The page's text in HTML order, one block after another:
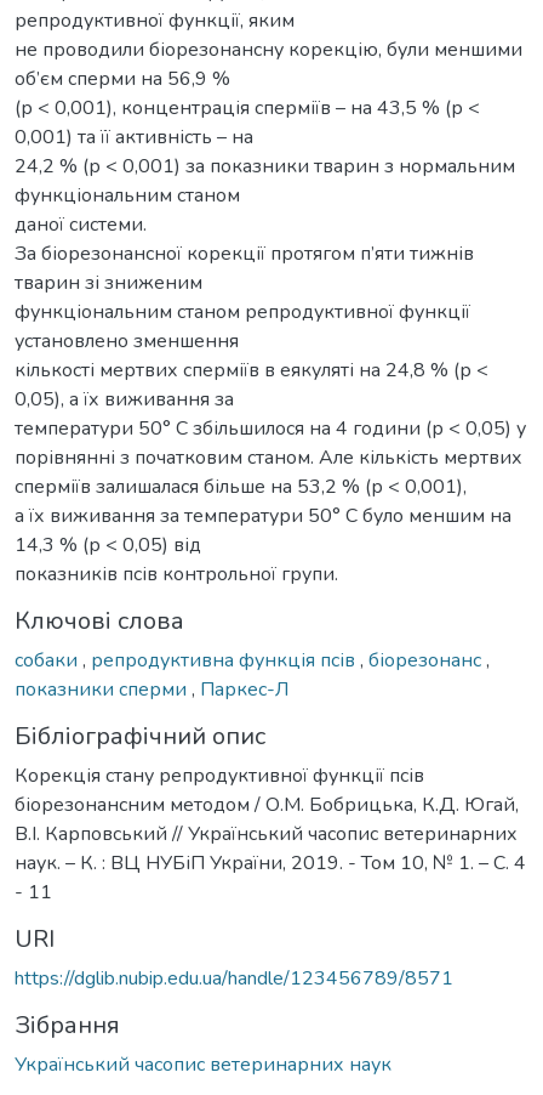
репродуктивної функції, яким
не проводили біорезонансну корекцію, були меншими
об’єм сперми на 56,9 %
(р < 0,001), концентрація сперміїв – на 43,5 % (р <
0,001) та її активність – на
24,2 % (р < 0,001) за показники тварин з нормальним
функціональним станом
даної системи.
За біорезонансної корекції протягом п’яти тижнів
тварин зі зниженим
функціональним станом репродуктивної функції
установлено зменшення
кількості мертвих сперміїв в еякуляті на 24,8 % (р <
0,05), а їх виживання за
температури 50° С збільшилося на 4 години (р < 0,05) у
порівнянні з початковим станом. Але кількість мертвих
сперміїв залишалася більше на 53,2 % (р < 0,001),
а їх виживання за температури 50° С було меншим на
14,3 % (р < 0,05) від
показників псів контрольної групи.
Ключові слова
собаки , репродуктивна функція псів , біорезонанс,
показники сперми , Паркес-Л
Бібліографічний опис
Корекція стану репродуктивної функції псів
біорезонансним методом / О.М. Бобрицька, К.Д. Югай,
В.І. Карповський // Український часопис ветеринарних
наук. – К. : ВЦ НУБіП України, 2019. - Том 10, № 1. – С. 4
- 11
URI
https://dglib.nubip.edu.ua/handle/123456789/8571
Зібрання
Український часопис ветеринарних наук